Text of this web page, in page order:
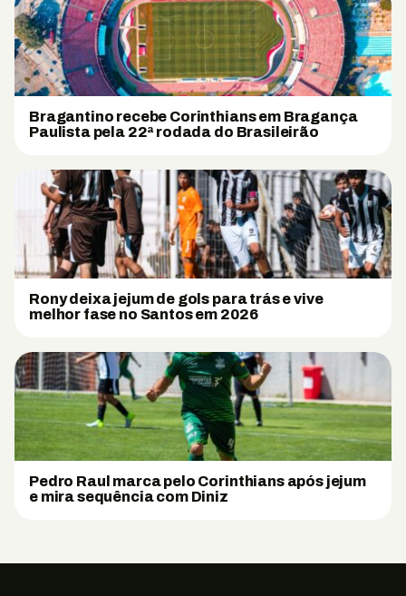
Bragantino recebe Corinthians em Bragança
Paulista pela 22ª rodada do Brasileirão
Rony deixa jejum de gols para trás e vive
melhor fase no Santos em 2026
Pedro Raul marca pelo Corinthians após jejum
e mira sequência com Diniz